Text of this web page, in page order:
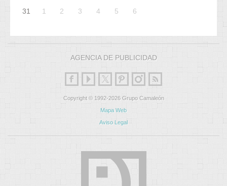
31
1 2 3 4 5 6
AGENCIA DE PUBLICIDAD
Copyright © 1992-2026 Grupo Camaleón
Mapa Web
Aviso Legal